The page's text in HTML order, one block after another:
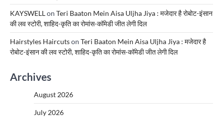
KAYSWELLon Teri Baaton Mein Aisa Uljha Jiya : मजेदार है रोबोट-इंसान
की लव स्टोरी, शाहिद-कृति का रोमांस-कॉमेडी जीत लेगी दिल
Hairstyles Haircutson Teri Baaton Mein Aisa Uljha Jiya : मजेदार है
रोबोट-इंसान की लव स्टोरी, शाहिद-कृति का रोमांस-कॉमेडी जीत लेगी दिल
Archives
August 2026
July 2026